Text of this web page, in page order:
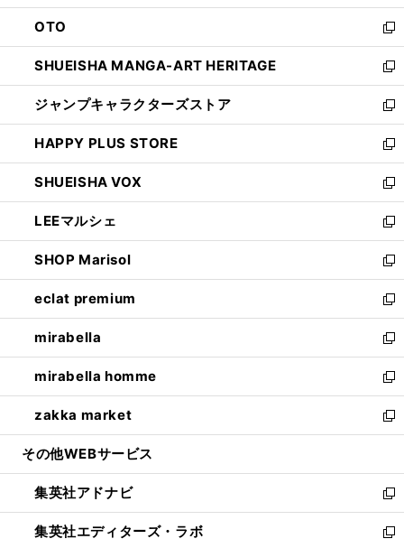
ウ
で
開
く
ン
ド
ウ
で
開
く
OTO
新
し
い
ウ
ィ
ン
ド
ウ
で
開
く
SHUEISHA MANGA-ART HERITAGE
新
し
い
ウ
ィ
ン
ド
ウ
で
開
く
ジャンプキャラクターズストア
新
し
い
ウ
ィ
ン
ド
ウ
で
開
く
HAPPY PLUS STORE
新
し
い
ウ
ィ
ン
ド
ウ
で
開
く
SHUEISHA VOX
新
し
い
ウ
ィ
ン
ド
ウ
で
開
く
LEEマルシェ
新
し
い
ウ
ィ
ン
ド
ウ
で
開
く
SHOP Marisol
新
し
い
ウ
ィ
ン
ド
ウ
で
開
eclat premium
新
し
い
ウ
ィ
ン
ド
ウ
開
く
mirabella
新
し
い
ウ
ィ
ン
ウ
で
開
く
mirabella homme
新
し
い
ウ
ン
ド
ウ
で
zakka market
新
し
ウ
ィ
ン
ド
その他WEBサービス
集英社アドナビ
新
し
い
集英社エディターズ・ラボ
新